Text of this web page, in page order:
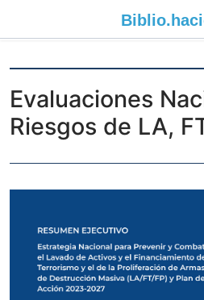
Biblio.
Evaluaciones
Riesgos de LA,